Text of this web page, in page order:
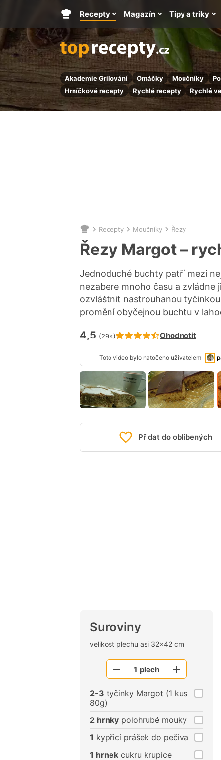
Akademie Grilování Omáčky Moučníky
Hrníčkové recepty
Rychlé recepty Rychlé
Hlavní
stránka
Recepty Magazín Tipy a triky
Nacházíte
se
zde:
Recepty Moučníky Řezy
Řezy Margot –
Jednoduché buchty patří mezi
nezabere mnoho času a
ozvláštnit nastrouhanou
promění obyčejnou buchtu v
Hodnocení receptu je
4,5 (29×) Ohodnotit
Toto video bylo natočeno uživatelem
Přidat do oblíbených
Suroviny
velikost plechu asi 32×42 cm
Menší
1 plech
Větší
2-3 tyčinky Margot (1 kus
80g)
2 hrnky polohrubé mouky
1 kypřicí prášek do pečiva
1 hrnek cukru krupice